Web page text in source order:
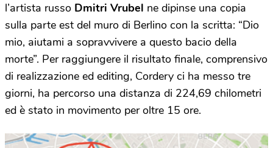
l’artista russo Dmitri Vrubel ne dipinse una copia
sulla parte est del muro di Berlino con la scritta: “Dio
mio, aiutami a sopravvivere a questo bacio della
morte”. Per raggiungere il risultato finale, comprensivo
di realizzazione ed editing, Cordery ci ha messo tre
giorni, ha percorso una distanza di 224,69 chilometri
ed è stato in movimento per oltre 15 ore.